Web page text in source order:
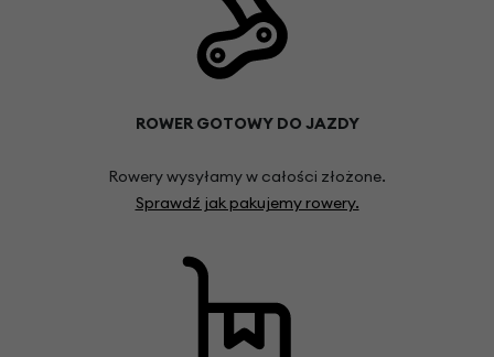
ROWER GOTOWY DO JAZDY
Rowery wysyłamy w całości złożone.
Sprawdź jak pakujemy rowery.